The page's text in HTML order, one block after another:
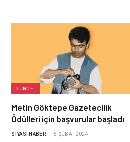
GÜNCEL
Metin Göktepe Gazetecilik
Ödülleri için başvurular başladı
SIYASI HABER 5 ŞUBAT 2024